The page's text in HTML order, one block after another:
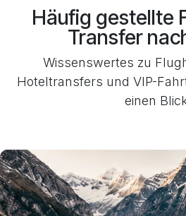
Häufig gestellte
Transfer
Wissenswertes zu
Hoteltransfers und VIP-
einen